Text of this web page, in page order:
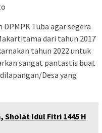
Tuba agar segera
dari tahun 2017
tahun 2022 untuk
sangat pantastis buat
Desa yang
Sholat Idul Fitri 1445 H